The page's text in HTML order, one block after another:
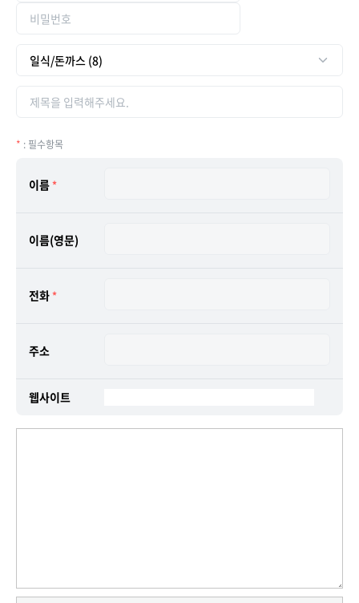
* : 필수항목
이름*
이름(영문)
전화*
주소
웹사이트